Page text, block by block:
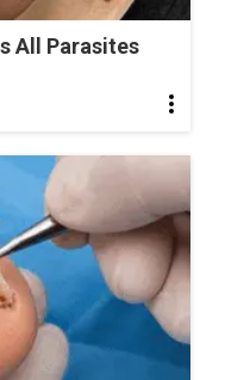
All Parasites